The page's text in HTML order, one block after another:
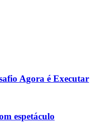
Agora é Executar
espetáculo